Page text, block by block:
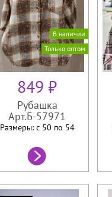
В наличии
Только оптом
849 ₽
Рубашка
Арт.Б-57971
Размеры: с 50 по 54